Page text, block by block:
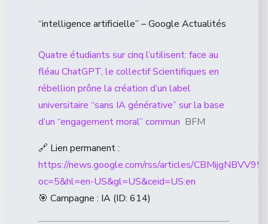
“intelligence artificielle” – Google Actualités
Quatre étudiants sur cinq l’utilisent: face au
fléau ChatGPT, le collectif Scientifiques en
rébellion prône la création d’un label
universitaire “sans IA générative” sur la base
d’un “engagement moral” commun BFM
🔗 Lien permanent :
https://news.google.com/rss/articles/
oc=5&hl=en-US&gl=US&ceid=US:en
🎯 Campagne : IA (ID: 614)